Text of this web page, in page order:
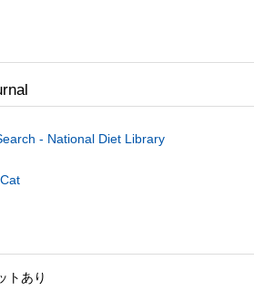
- National Diet Library
トあり